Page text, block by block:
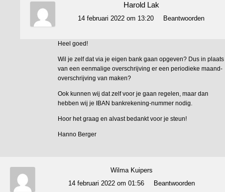
Harold Lak
14 februari 2022 om 13:20 Beantwoorden
Heel goed!
Wil je zelf dat via je eigen bank gaan opgeven? Dus in plaats
van een eenmalige overschrijving er een periodieke maand-
overschrijving van maken?
Ook kunnen wij dat zelf voor je gaan regelen, maar dan
hebben wij je IBAN bankrekening-nummer nodig.
Hoor het graag en alvast bedankt voor je steun!
Hanno Berger
Wilma Kuipers
14 februari 2022 om 01:56
Beantwoorden